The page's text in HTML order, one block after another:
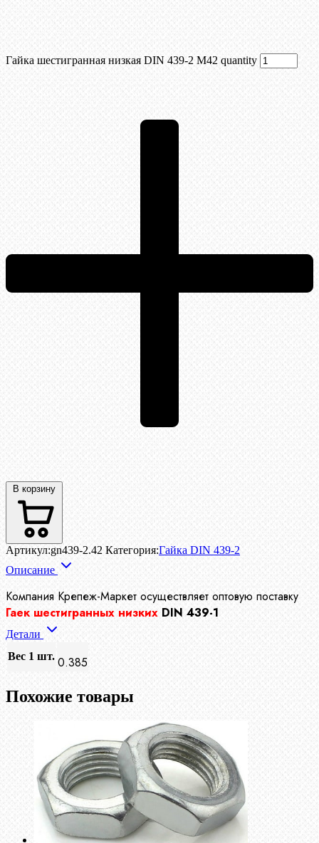
Гайка шестигранная низкая DIN 439-2 М42 quantity
В корзину
Артикул:gn439-2.42 Категория:Гайка DIN 439-2
Описание
Компания Крепеж-Маркет осуществляет оптовую поставку
Гаек шестигранных низких DIN 439-1
Детали
Вес 1 шт. 0.385
Похожие товары